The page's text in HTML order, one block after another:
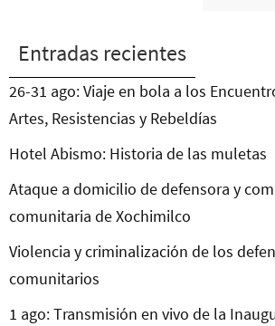
Entradas recientes
26-31 ago: Viaje en bola a los
Artes, Resistencias y Rebeldías
Hotel Abismo: Historia de las muletas
Ataque a domicilio de defensora y
comunitaria de Xochimilco
Violencia y criminalización de los
comunitarios
1 ago: Transmisión en vivo de la